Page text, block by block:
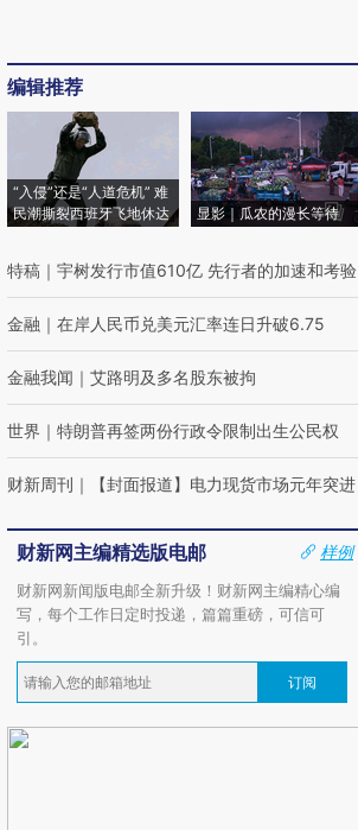
编辑推荐
“入侵”还是“人道危机” 难
民潮撕裂西班牙飞地休达
显影｜瓜农的漫长等待
特稿 ｜ 宇树发行市值610亿 先行者的加速和考验
金融 ｜ 在岸人民币兑美元汇率连日升破6.75
金融我闻 ｜ 艾路明及多名股东被拘
世界 ｜ 特朗普再签两份行政令限制出生公民权
财新周刊 ｜ 【封面报道】电力现货市场元年突进
财新网主编精选版电邮
样例
财新网新闻版电邮全新升级！财新网主编精心编
写，每个工作日定时投递，篇篇重磅，可信可
引。
订阅